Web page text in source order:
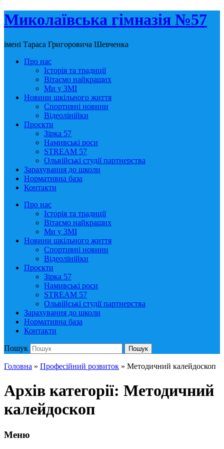
Миколаївська гімназія №57
імені Тараса Григоровича Шевченка
Про нас
Історія та традиції
Вітаємо найкращих
Ми у ЗМІ
Новини шкільного життя
Спортивні новини
Відеолінійки
Проєкти
Зірка 57
Намивські роси
STREAM 57
Ольвійські студії партнерства
Зарахування до школи
Нормативна база
Контакти
Про нас
Історія та традиції
Вітаємо найкращих
Ми у ЗМІ
Новини шкільного життя
Спортивні новини
Відеолінійки
Проєкти
Зірка 57
Намивські роси
STREAM 57
Ольвійські студії партнерства
Зарахування до школи
Нормативна база
Контакти
Пошук Пошук
Головна » Професійний розвиток » Методичний калейдоскоп
Архів категорії: Методичний
калейдоскоп
Меню